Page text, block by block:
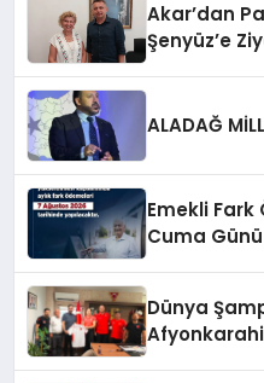
Akar’dan
Şenyüz’e
ALADAĞ
Emekli
Cuma
Dünya